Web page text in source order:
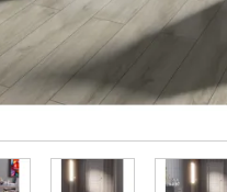
Під замовлення
1 790.
грн/м2